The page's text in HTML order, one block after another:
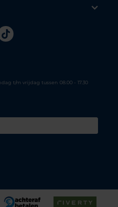
Tiktok
t/m vrijdag tussen 08.00 - 17.30